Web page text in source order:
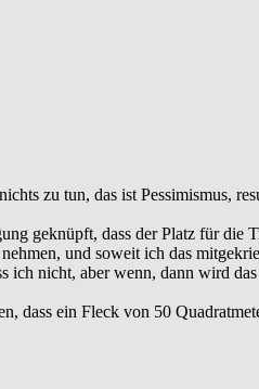
zu tun, das ist Pessimismus,
geknüpft, dass der Platz für die
und soweit ich das
ich nicht, aber wenn, dann wird
dass ein Fleck von 50